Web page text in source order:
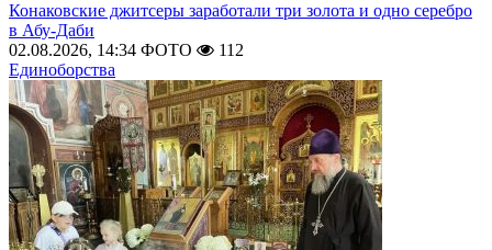
Конаковские джитсеры заработали три золота и одно серебро
в Абу-Даби
02.08.2026, 14:34 ФОТО
112
Единоборства